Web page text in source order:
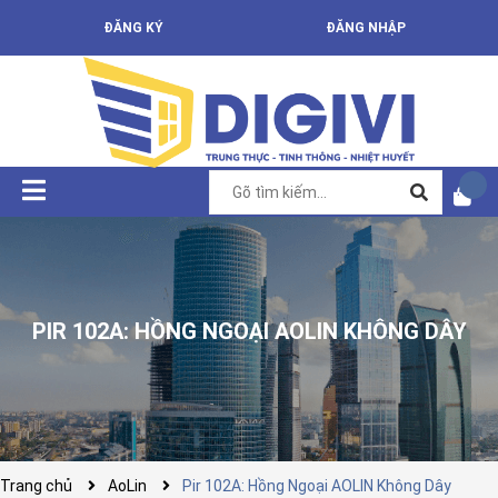
ĐĂNG KÝ ĐĂNG NHẬP
PIR 102A: HỒNG NGOẠI AOLIN KHÔNG DÂY
Trang chủ AoLin Pir 102A: Hồng Ngoại AOLIN Không Dây